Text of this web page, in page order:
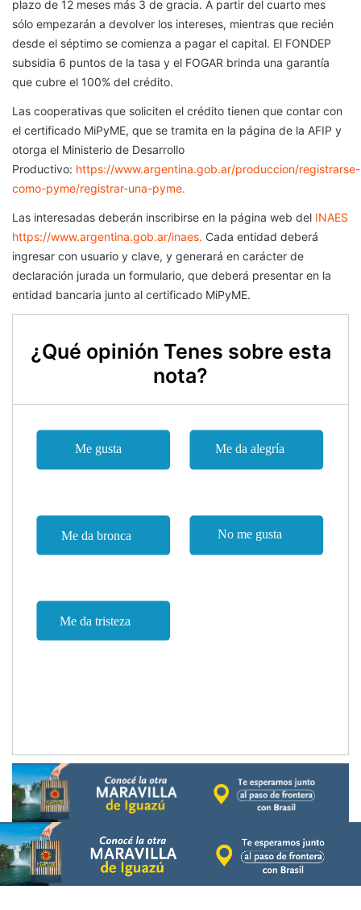
plazo de 12 meses más 3 de gracia. A partir del cuarto mes
sólo empezarán a devolver los intereses, mientras que recién
desde el séptimo se comienza a pagar el capital. El FONDEP
subsidia 6 puntos de la tasa y el FOGAR brinda una garantía
que cubre el 100% del crédito.
Las cooperativas que soliciten el crédito tienen que contar con
el certificado MiPyME, que se tramita en la página de la AFIP y
otorga el Ministerio de Desarrollo
Productivo: https://www.argentina.gob.ar/produccion/registrarse-
como-pyme/registrar-una-pyme.
Las interesadas deberán inscribirse en la página web del INAES
https://www.argentina.gob.ar/inaes. Cada entidad deberá
ingresar con usuario y clave, y generará en carácter de
declaración jurada un formulario, que deberá presentar en la
entidad bancaria junto al certificado MiPyME.
¿Qué opinión Tenes sobre esta
nota?